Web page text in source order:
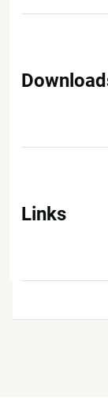
Links